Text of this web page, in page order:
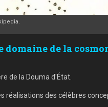
domaine de la
de la Douma d'État.
réalisations des célèbres